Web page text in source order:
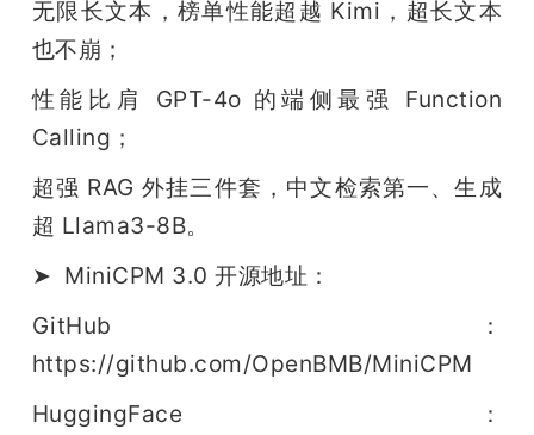
无限长文本，榜单性能超越 Kimi，超长文本
也不崩；
性能比肩 GPT-4o 的端侧最强 Function
Calling；
超强 RAG 外挂三件套，中文检索第一、生成
超 Llama3-8B。
➤  MiniCPM 3.0 开源地址：
GitHub：
https://github.com/OpenBMB/MiniCPM
HuggingFace：